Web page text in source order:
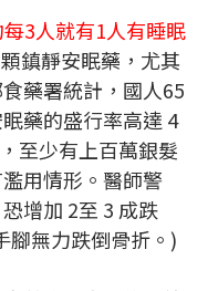
3人就有1人有睡眠
鎮靜安眠藥，尤其
藥署統計，國人65
藥的盛行率高達 4
至少有上百萬銀髮
用情形。醫師警
增加 2至 3 成跌
腳無力跌倒骨折。)